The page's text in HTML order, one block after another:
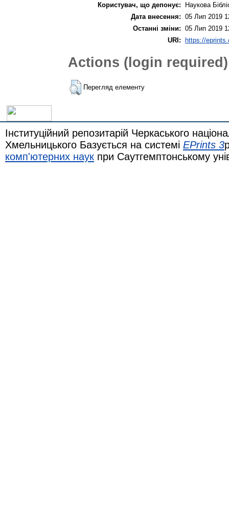
Користувач, що депонує:
Наукова
Дата внесення: 05 Лип 2019
Останні зміни: 05 Лип 2019
URI: https://
Actions (login required)
Перегляд елементу
Інституційний репозитарій Черкаського
Хмельницького Базується на системі EPrints 3
комп'ютерних наук при Саутгемптонському